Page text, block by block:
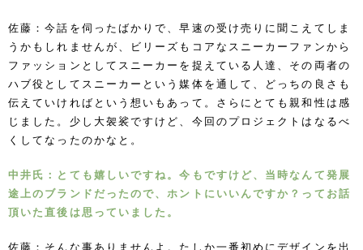
佐藤：今話を伺ったばかりで、早速の受け売りに聞こえてしま
うかもしれませんが、ビリーズもコアなスニーカーファンから
ファッションとしてスニーカーを捉えている人達、その両者の
ハブ役としてスニーカーという媒体を通して、どっちの良さも
伝えていければという想いもあって。さらにとても親和性は感
じました。少し大袈裟ですけど、今回のプロジェクトはなるべ
くしてなったのかなと。
中井氏：とても嬉しいですね。今もですけど、当時なんて発展
途上のブランドだったので、ホントにいいんですか？ってお話
頂いた直後は思っていました。
佐藤：そんな事ありませんよ。たしか一番初めにデザインを出